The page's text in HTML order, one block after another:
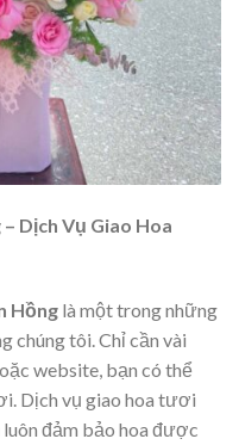
Dịch Vụ Giao Hoa
Hồng là một trong những
chúng tôi. Chỉ cần vài
website, bạn có thể
Dịch vụ giao hoa tươi
đảm bảo hoa được